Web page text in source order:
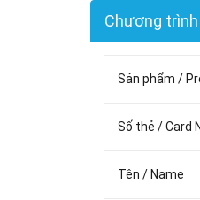
Chương
Sản phẩm /
Số thẻ / Card
Tên / Name